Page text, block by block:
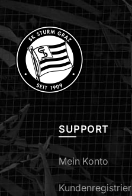
SUPPORT
Mein Konto